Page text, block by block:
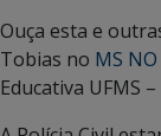
Ouça esta e
Tobias no MS
Educativa UFMS